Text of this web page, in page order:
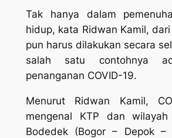
Tak hanya dalam
hidup, kata Ridwan Kamil,
pun harus dilakukan secara
salah satu contohnya
penanganan COVID-19.
Menurut Ridwan Kamil,
mengenal KTP dan wilayah
Bodedek (Bogor – Depok –